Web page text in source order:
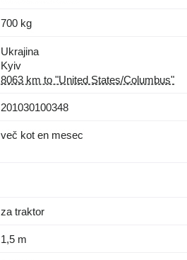
700 kg
Ukrajina
Kyiv
8063 km to "United States/Columbus"
201030100348
več kot en mesec
za traktor
1,5 m